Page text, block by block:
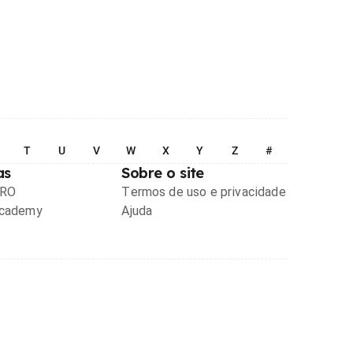
T U V W X Y Z #
Sobre o site
Termos de uso e privacidade
Ajuda